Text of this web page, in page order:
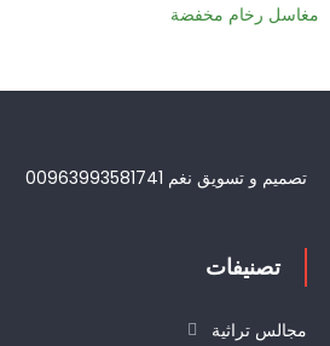
مغاسل رخام مخفضة
تصميم و تسويق نغم 00963993581741
تصنيفات
مجالس تراثية